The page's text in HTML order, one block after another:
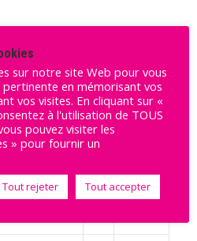
Rechercher
2025-2026
Pts Victoires
sur notre site Web pour vous
en mémorisant vos
vos visites. En cliquant sur «
à l'utilisation de TOUS
pouvez visiter les
» pour fournir un
Tout rejeter Tout accepter